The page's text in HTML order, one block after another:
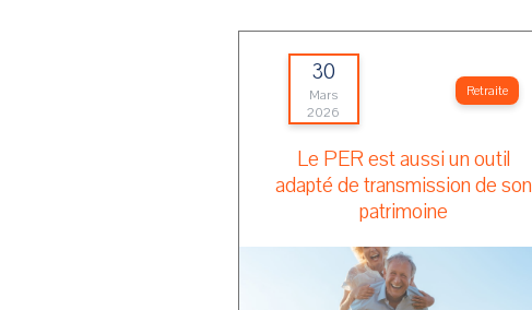
30
Mars
2026
Retraite
Le PER est aussi un outil
adapté de transmission de son
patrimoine